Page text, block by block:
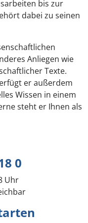
bis zur
dabei zu seinen
Anliegen wie
Texte.
er außerdem
Wissen in einem
steht er Ihnen als
0
Uhr